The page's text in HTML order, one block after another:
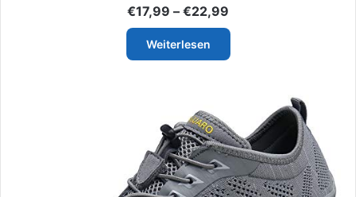
€17,99 – €22,99
€17,99
€22,99
Weiterlesen